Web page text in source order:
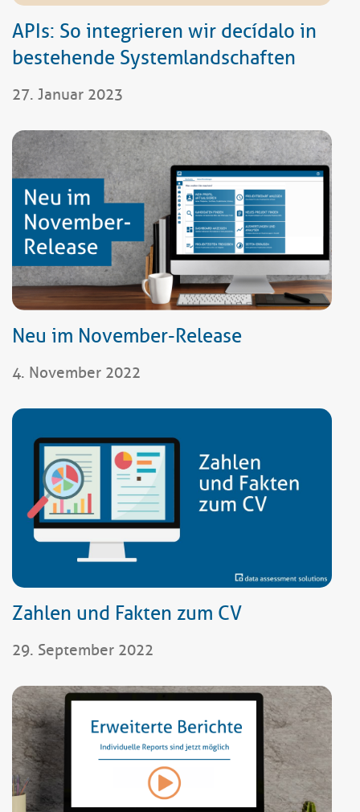
APIs: So integrieren wir decídalo in
bestehende Systemlandschaften
27. Januar 2023
Neu im November-Release
4. November 2022
Zahlen und Fakten zum CV
29. September 2022